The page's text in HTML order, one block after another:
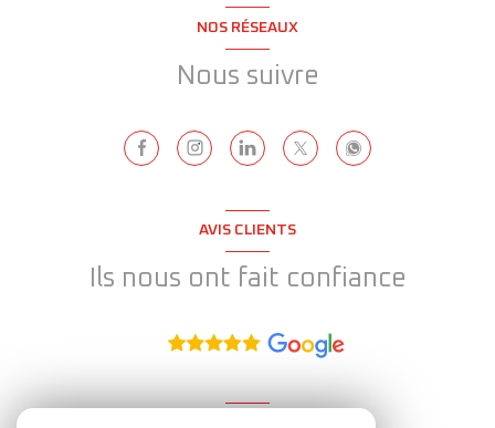
NOS RÉSEAUX
Nous suivre
AVIS CLIENTS
Ils nous ont fait confiance